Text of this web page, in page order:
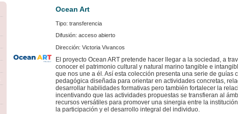
Ocean Art
Tipo: transferencia
Difusión: acceso abierto
Dirección: Victoria Vivancos
El proyecto Ocean ART pretende hacer llegar a la sociedad, a
conocer el patrimonio cultural y natural marino tangible e
que nos une a él. Así esta colección presenta una serie de
pedagógica diseñada para orientar en actividades concretas,
desarrollar habilidades formativas pero también fortalecer la
incentivando que las actividades propuestas se transfieran al
recursos versátiles para promover una sinergia entre la
la participación y el desarrollo integral del individuo.